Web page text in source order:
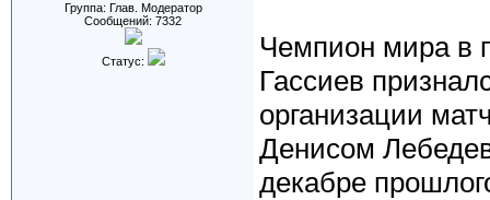
Группа: Глав. Модератор
Сообщений: 7332
Статус:
Чемпион мира в
Гассиев
организации
Денисом
декабре